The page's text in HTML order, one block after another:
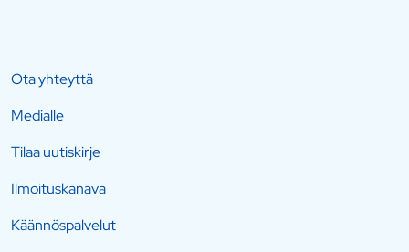
Ota yhteyttä
Medialle
Tilaa uutiskirje
Ilmoituskanava
Käännöspalvelut